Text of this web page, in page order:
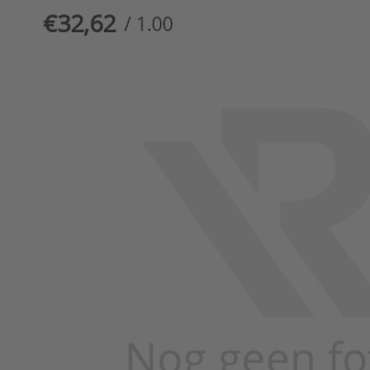
€32,62 / 1.00